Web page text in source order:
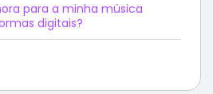
para a minha música
digitais?